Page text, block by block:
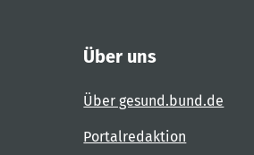
Über uns
Über gesund.bund.de
Portalredaktion